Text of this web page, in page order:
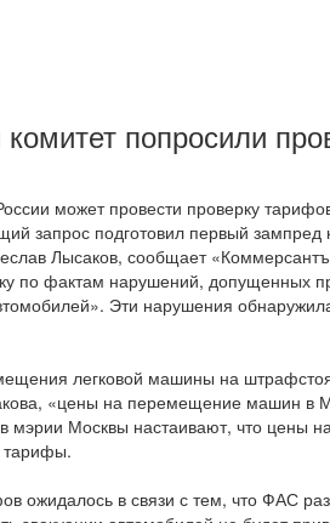
попросили
может провести проверку
запрос подготовил первый зампред
Лысаков, сообщает
по фактам нарушений, допущенных
Эти нарушения
легковой машины на
«цены на перемещение машин в
мэрии Москвы настаивают, что цены
тарифы.
ожидалось в связи с тем, что ФАС